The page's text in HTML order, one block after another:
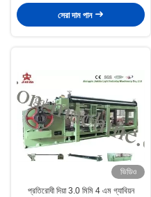
সেরা দাম পান
ভিডিও
প্রতিরোধী দিয়া 3.0 মিমি 4 এম গ্যাবিয়ন